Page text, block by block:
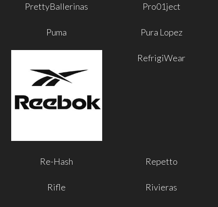
PrettyBallerinas Pro01ject
Puma Pura Lopez
RefrigiWear
Re-Hash Repetto
Rifle Rivieras